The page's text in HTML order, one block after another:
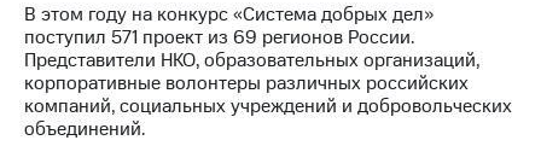
Контакты
Новости
в
регионе
В этом году на конкурс «Система добрых дел»
поступил 571 проект из 69 регионов России.
Представители НКО, образовательных организаций,
корпоративные волонтеры различных российских
компаний, социальных учреждений и добровольческих
объединений.